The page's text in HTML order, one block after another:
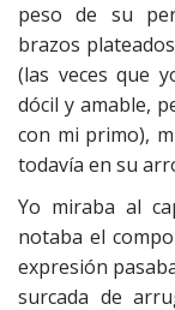
peso de su
brazos
(las veces que
dócil y amable,
con mi primo),
todavía en su
Yo miraba al
notaba el
expresión
surcada de